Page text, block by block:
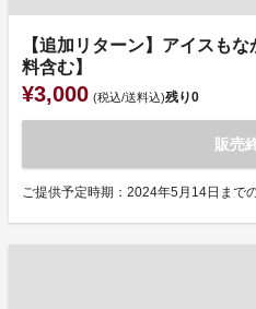
【追加リターン】アイスも
料含む】
¥3,000 (税込/送料込)残り0
販売
ご提供予定時期：2024年5月14日まで